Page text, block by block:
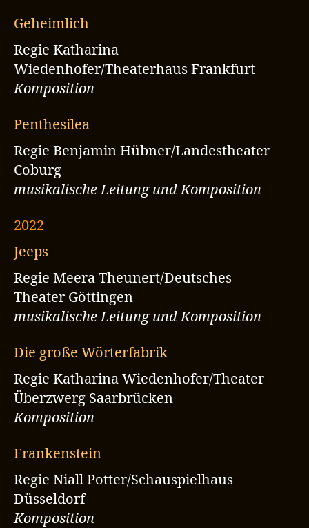
Geheimlich
Regie Katharina
Wiedenhofer/Theaterhaus Frankfurt
Komposition
Penthesilea
Regie Benjamin Hübner/Landestheater
Coburg
musikalische Leitung und Komposition
2022
Jeeps
Regie Meera Theunert/Deutsches
Theater Göttingen
musikalische Leitung und Komposition
Die große Wörterfabrik
Regie Katharina Wiedenhofer/Theater
Überzwerg Saarbrücken
Komposition
Frankenstein
Regie Niall Potter/Schauspielhaus
Düsseldorf
Komposition